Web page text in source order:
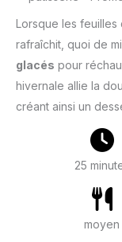
Lorsque les feuilles
rafraîchit, quoi de
glacés pour
hivernale allie la
créant ainsi un
25
moyen